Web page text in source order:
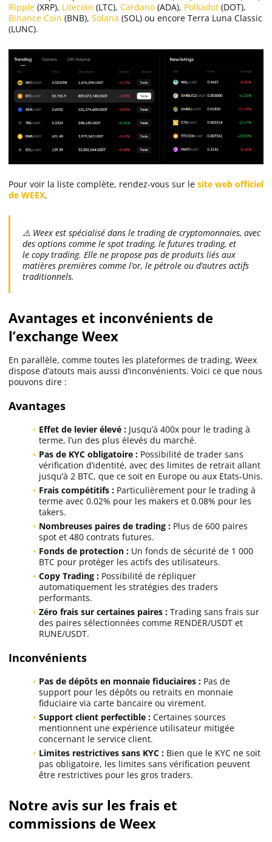
Ripple (XRP), Litecoin (LTC), Cardano (ADA), Polkadot (DOT),
Binance Coin (BNB), Solana (SOL) ou encore Terra Luna Classic
(LUNC).
Pour voir la liste complète, rendez-vous sur le site web officiel
de WEEX.
⚠️ Weex est spécialisé dans le trading de cryptomonnaies, avec
des options comme le spot trading, le futures trading, et
le copy trading. Elle ne propose pas de produits liés aux
matières premières comme l’or, le pétrole ou d’autres actifs
traditionnels.
Avantages et inconvénients de
l’exchange Weex
En parallèle, comme toutes les plateformes de trading, Weex
dispose d’atouts mais aussi d’inconvénients. Voici ce que nous
pouvons dire :
Avantages
Effet de levier élevé : Jusqu’à 400x pour le trading à
terme, l’un des plus élevés du marché.
Pas de KYC obligatoire : Possibilité de trader sans
vérification d’identité, avec des limites de retrait allant
jusqu’à 2 BTC, que ce soit en Europe ou aux Etats-Unis.
Frais compétitifs : Particulièrement pour le trading à
terme avec 0.02% pour les makers et 0.08% pour les
takers.
Nombreuses paires de trading : Plus de 600 paires
spot et 480 contrats futures.
Fonds de protection : Un fonds de sécurité de 1 000
BTC pour protéger les actifs des utilisateurs.
Copy Trading : Possibilité de répliquer
automatiquement les stratégies des traders
performants.
Zéro frais sur certaines paires : Trading sans frais sur
des paires sélectionnées comme RENDER/USDT et
RUNE/USDT.
Inconvénients
Pas de dépôts en monnaie fiduciaires : Pas de
support pour les dépôts ou retraits en monnaie
fiduciaire via carte bancaire ou virement.
Support client perfectible : Certaines sources
mentionnent une expérience utilisateur mitigée
concernant le service client.
Limites restrictives sans KYC : Bien que le KYC ne soit
pas obligatoire, les limites sans vérification peuvent
être restrictives pour les gros traders.
Notre avis sur les frais et
commissions de Weex